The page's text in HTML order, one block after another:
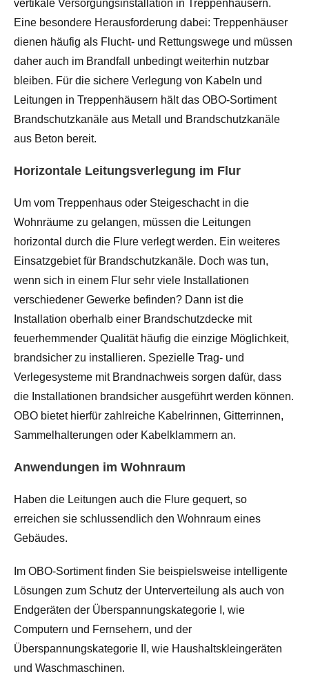
vertikale Versorgungsinstallation in Treppenhäusern.
Eine besondere Herausforderung dabei: Treppenhäuser
dienen häufig als Flucht- und Rettungswege und müssen
daher auch im Brandfall unbedingt weiterhin nutzbar
bleiben. Für die sichere Verlegung von Kabeln und
Leitungen in Treppenhäusern hält das OBO-Sortiment
Brandschutzkanäle aus Metall und Brandschutzkanäle
aus Beton bereit.
Horizontale Leitungsverlegung im Flur
Um vom Treppenhaus oder Steigeschacht in die
Wohnräume zu gelangen, müssen die Leitungen
horizontal durch die Flure verlegt werden. Ein weiteres
Einsatzgebiet für Brandschutzkanäle. Doch was tun,
wenn sich in einem Flur sehr viele Installationen
verschiedener Gewerke befinden? Dann ist die
Installation oberhalb einer Brandschutzdecke mit
feuerhemmender Qualität häufig die einzige Möglichkeit,
brandsicher zu installieren. Spezielle Trag- und
Verlegesysteme mit Brandnachweis sorgen dafür, dass
die Installationen brandsicher ausgeführt werden können.
OBO bietet hierfür zahlreiche Kabelrinnen, Gitterrinnen,
Sammelhalterungen oder Kabelklammern an.
Anwendungen im Wohnraum
Haben die Leitungen auch die Flure gequert, so
erreichen sie schlussendlich den Wohnraum eines
Gebäudes.
Im OBO-Sortiment finden Sie beispielsweise intelligente
Lösungen zum Schutz der Unterverteilung als auch von
Endgeräten der Überspannungskategorie I, wie
Computern und Fernsehern, und der
Überspannungskategorie II, wie Haushaltskleingeräten
und Waschmaschinen.